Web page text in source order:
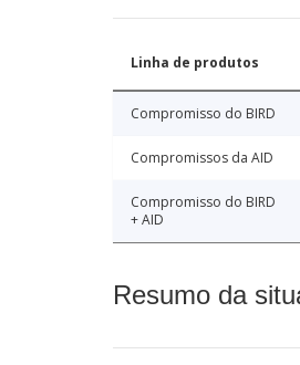
Linha de produtos
Compromisso do BIRD
Compromissos da AID
Compromisso do BIRD
+ AID
Resumo da